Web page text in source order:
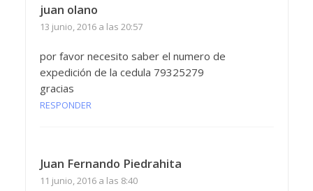
juan olano
13 junio, 2016 a las 20:57
por favor necesito saber el numero de
expedición de la cedula 79325279
gracias
RESPONDER
Juan Fernando Piedrahita
11 junio, 2016 a las 8:40